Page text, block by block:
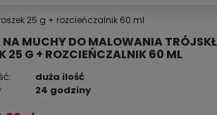
25 g + rozcieńczalnik 60 ml
NA MUCHY DO MALOWANIA
25 G + ROZCIEŃCZALNIK 60 ML
duża ilość
24 godziny